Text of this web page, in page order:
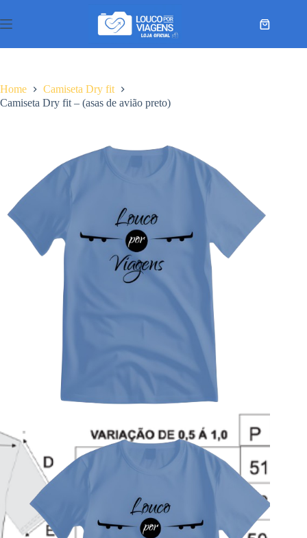
para
o
Carrinho
Home
Camiseta Dry fit
Camiseta Dry fit – (asas de avião preto)